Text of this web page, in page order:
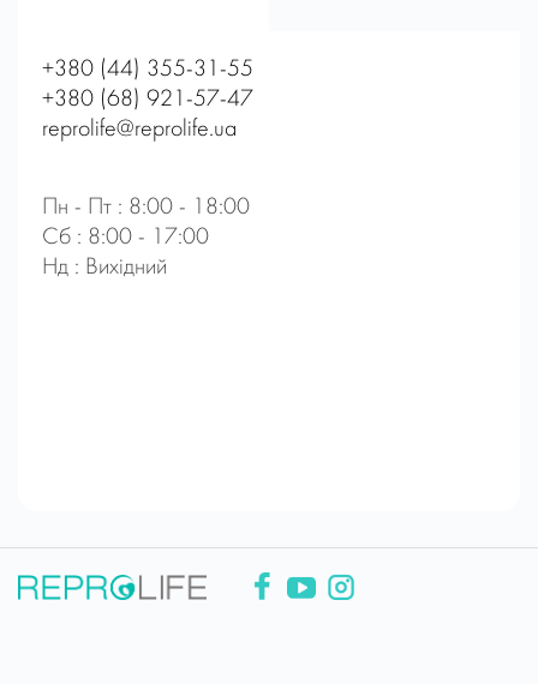
+380 (44) 355-31-55
+380 (68) 921-57-47
reprolife@reprolife.ua
Пн - Пт : 8:00 - 18:00
Сб : 8:00 - 17:00
Нд : Вихідний